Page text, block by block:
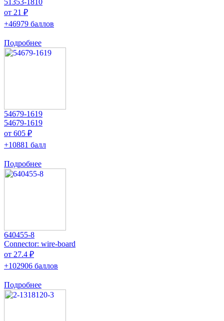
от 21 ₽
+46979 баллов
Подробнее
54679-1619
54679-1619
от 605 ₽
+10881 балл
Подробнее
640455-8
Connector: wire-board
от 27.4 ₽
+102906 баллов
Подробнее